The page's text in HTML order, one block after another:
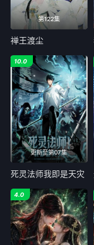
第122集
禅王渡尘
更新至第07集
10.0
死灵法师我即是天灾
4.0